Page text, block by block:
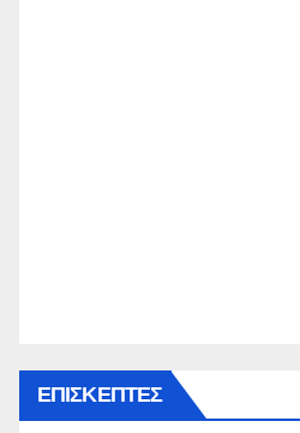
ΕΠΙΣΚΈΠΤΕΣ